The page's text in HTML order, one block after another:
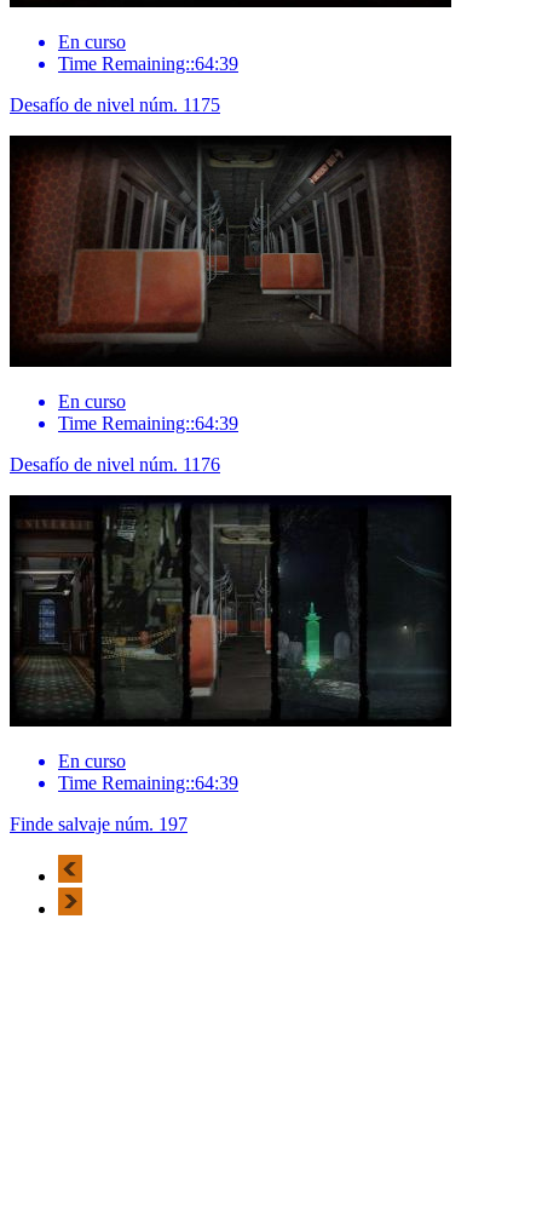
En curso
Time Remaining::64:39
Desafío de nivel núm. 1175
En curso
Time Remaining::64:39
Desafío de nivel núm. 1176
En curso
Time Remaining::64:39
Finde salvaje núm. 197